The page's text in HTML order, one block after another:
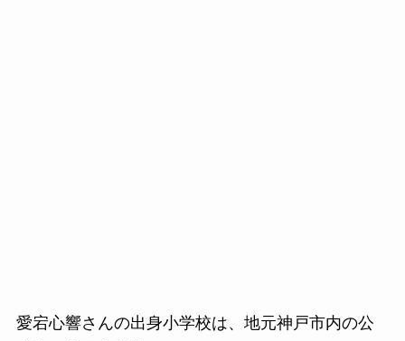
愛宕心響さんの出身小学校は、地元神戸市内の公